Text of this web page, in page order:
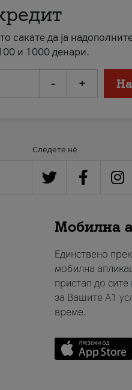
сакате да ја
и 1000 денари.
- +
Следете нè
Мобилна
Единствено
мобилна
пристап до
за Вашите A1
време.